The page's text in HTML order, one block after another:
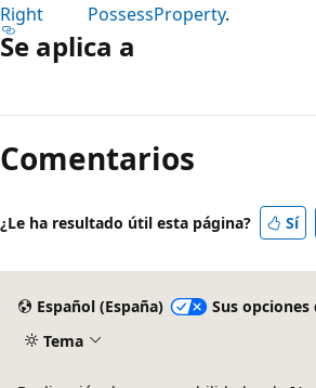
Right
PossessProperty.
Se aplica a
de
lectura
Comentarios
¿Le ha resultado útil esta página? Sí
Español (España)
Sus
Tema